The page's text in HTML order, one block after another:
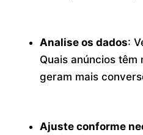
Analise os dados:
Quais anúncios têm
geram mais
Ajuste conforme